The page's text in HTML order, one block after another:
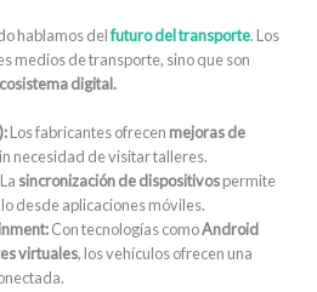
hablamos delfuturo del transporte. Los
medios de transporte, sino que son
digital.
Los fabricantes ofrecen mejoras de
necesidad de visitar talleres.
sincronización de dispositivospermite
desde aplicaciones móviles.
Con tecnologías comoAndroid
virtuales, los vehículos ofrecen una